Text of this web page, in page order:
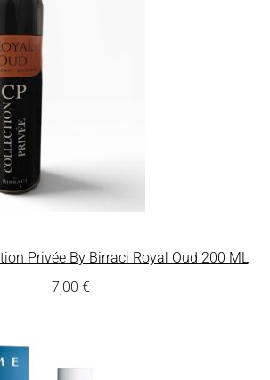
Privée By Birraci Royal Oud 200 ML
7,00 €